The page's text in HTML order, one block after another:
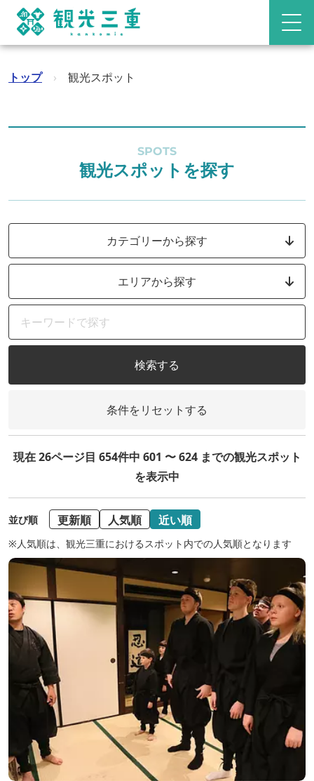
トップ › 観光スポット
SPOTS
観光スポットを探す
カテゴリーから探す
エリアから探す
検索する
条件をリセットする
現在 26ページ目 654件中 601 〜 624 までの観光スポット
を表示中
並び順 更新順 人気順 近い順
※人気順は、観光三重におけるスポット内での人気順となります